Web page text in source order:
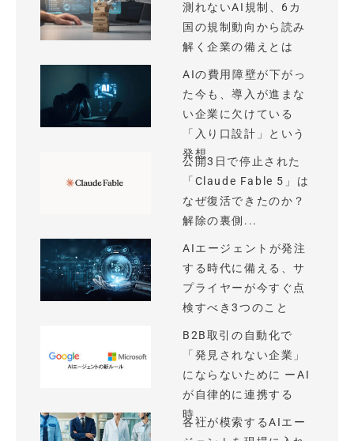
測れないAI規制、6カ
国の規制動向から読み
解く企業の備えとは
AIの費用障壁が下がっ
た今も、導入が進まな
い企業に欠けている
「入り口設計」という
発想
公開3日で停止された
「Claude Fable 5」は
なぜ復活できたのか？
解除の裏側...
AIエージェントが発注
する時代に備える、サ
プライヤーが今すぐ点
検すべき3つのこと
B2B取引の自動化で
「発見されない企業」
にならないために ーAI
が自律的に連携する
時...
各社が模索するAIエー